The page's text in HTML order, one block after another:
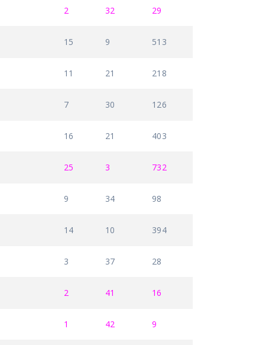
2 32 29
15 9 513
11 21 218
7 30 126
16 21 403
25 3 732
9 34 98
14 10 394
3 37 28
2 41 16
1 42 9